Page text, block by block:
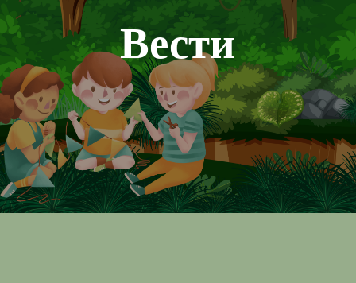
Вести